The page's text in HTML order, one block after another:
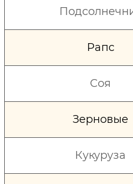
Рапс
Соя
Зерновые
Кукуруза